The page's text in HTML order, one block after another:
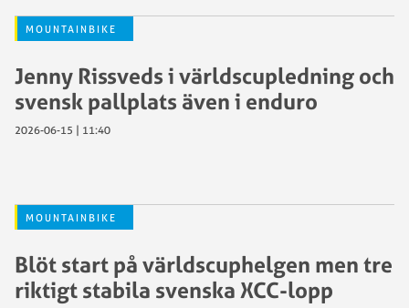
MOUNTAINBIKE
Jenny Rissveds i världscupledning och
svensk pallplats även i enduro
2026-06-15 | 11:40
MOUNTAINBIKE
Blöt start på världscuphelgen men tre
riktigt stabila svenska XCC-lopp